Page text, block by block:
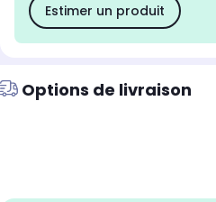
Estimer un produit
Options de livraison